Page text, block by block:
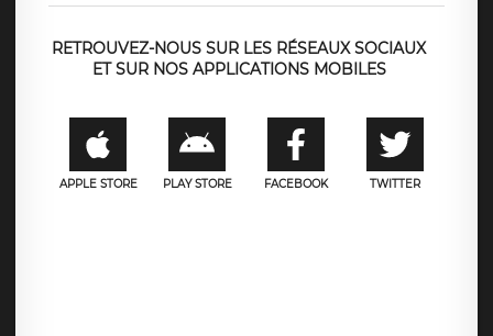
RETROUVEZ-NOUS SUR LES RÉSEAUX SOCIAUX
ET SUR NOS APPLICATIONS MOBILES
APPLE STORE PLAY STORE FACEBOOK TWITTER